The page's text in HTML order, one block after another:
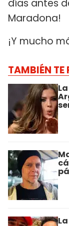
días antes
Maradona!
¡Y mucho
TAMBIÉN TE